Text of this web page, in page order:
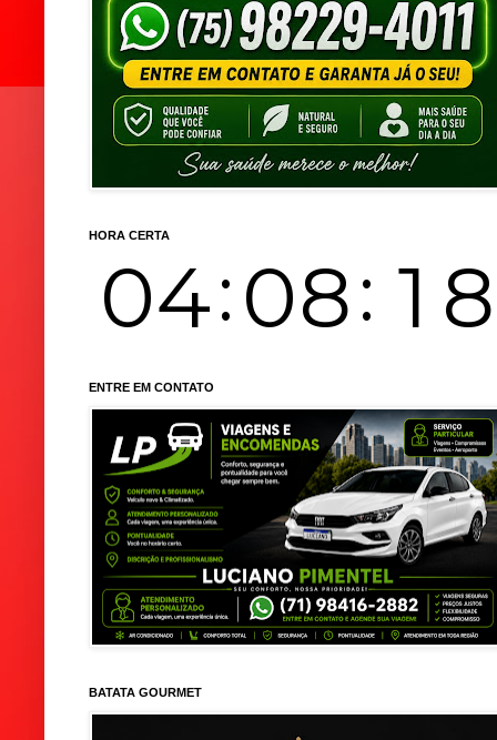
HORA CERTA
ENTRE EM CONTATO
BATATA GOURMET